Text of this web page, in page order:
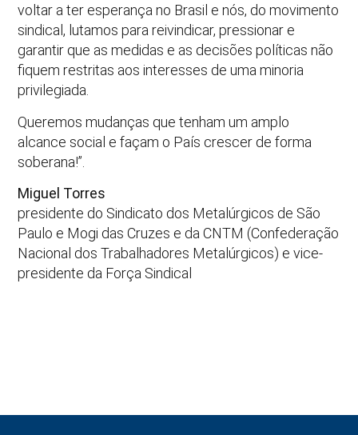
voltar a ter esperança no Brasil e nós, do movimento
sindical, lutamos para reivindicar, pressionar e
garantir que as medidas e as decisões políticas não
fiquem restritas aos interesses de uma minoria
privilegiada.
Queremos mudanças que tenham um amplo
alcance social e façam o País crescer de forma
soberana!”.
Miguel Torres
presidente do Sindicato dos Metalúrgicos de São
Paulo e Mogi das Cruzes e da CNTM (Confederação
Nacional dos Trabalhadores Metalúrgicos) e vice-
presidente da Força Sindical